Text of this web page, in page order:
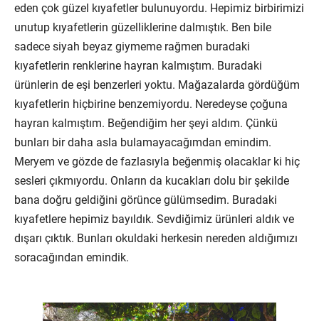
eden çok güzel kıyafetler bulunuyordu. Hepimiz birbirimizi
unutup kıyafetlerin güzelliklerine dalmıştık. Ben bile
sadece siyah beyaz giymeme rağmen buradaki
kıyafetlerin renklerine hayran kalmıştım. Buradaki
ürünlerin de eşi benzerleri yoktu. Mağazalarda gördüğüm
kıyafetlerin hiçbirine benzemiyordu. Neredeyse çoğuna
hayran kalmıştım. Beğendiğim her şeyi aldım. Çünkü
bunları bir daha asla bulamayacağımdan emindim.
Meryem ve gözde de fazlasıyla beğenmiş olacaklar ki hiç
sesleri çıkmıyordu. Onların da kucakları dolu bir şekilde
bana doğru geldiğini görünce gülümsedim. Buradaki
kıyafetlere hepimiz bayıldık. Sevdiğimiz ürünleri aldık ve
dışarı çıktık. Bunları okuldaki herkesin nereden aldığımızı
soracağından emindik.